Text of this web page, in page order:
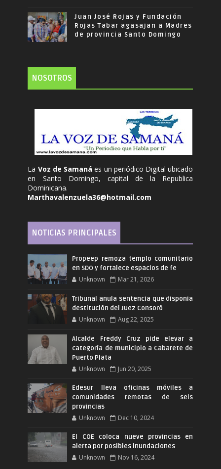
Juan José Rojas y Fundación
Rojas Tabar agasajan a Madres
de provincia Santo Domingo
NOSOTROS
La Voz de Samanáes un periódico Digital ubicado
en Santo Domingo, capital de la Republica
Dominicana.
Marthavalenzuela36@hotmail.com
NOTICIAS PRINCIPALES
Propeep remoza templo comunitario
en SDO y fortalece espacios de fe
Unknown Mar 21, 2026
Tribunal anula sentencia que disponia
destitución del Juez Consoró
Unknown Aug 22, 2025
Alcalde Freddy Cruz pide elevar a
categoría de municipio a Cabarete de
Puerto Plata
Unknown Jun 20, 2025
Edesur lleva oficinas móviles a
comunidades remotas de seis
provincias
Unknown Dec 10, 2024
El COE coloca nueve provincias en
alerta por posibles inundaciones
Unknown Nov 16, 2024